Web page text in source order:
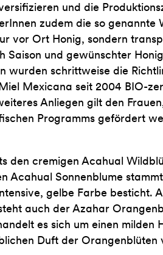
und die
zudem die so genannte
vor Ort Honig, sondern
Saison und gewünschter
wurden schrittweise die
Mexicana seit 2004 BIO-
Anliegen gilt den
Programms gefördert
den cremigen Acahual
Acahual Sonnenblume
gelbe Farbe besticht.
auch der Azahar
es sich um einen milden
Duft der Orangenblüten